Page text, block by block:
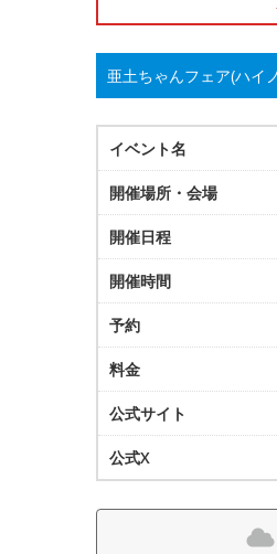
亜土ちゃんフェア(ハイ
イベント名
開催場所・会場
開催日程
開催時間
予約
料金
公式サイト
公式X